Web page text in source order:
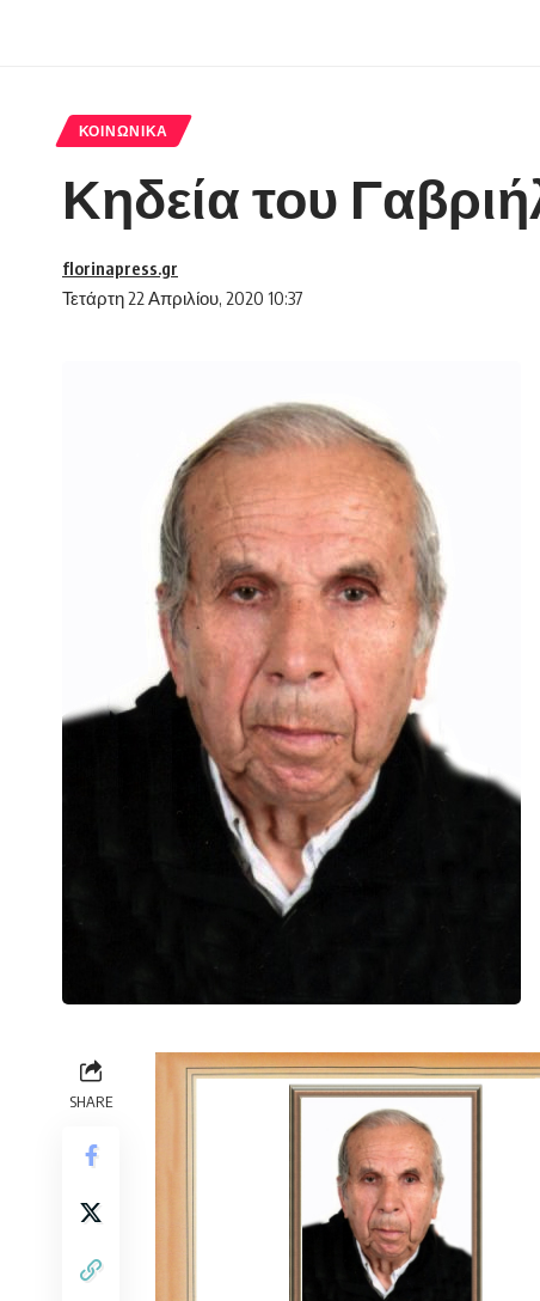
ΚΟΙΝΩΝΙΚΆ
Κηδεία του
Τετάρτη 22 Απριλίου, 2020 10:37
florinapress.gr
SHARE